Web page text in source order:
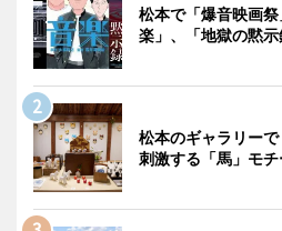
松本で「爆音映画
楽」、「地獄の黙
松本のギャラリー
刺激する「馬」モ